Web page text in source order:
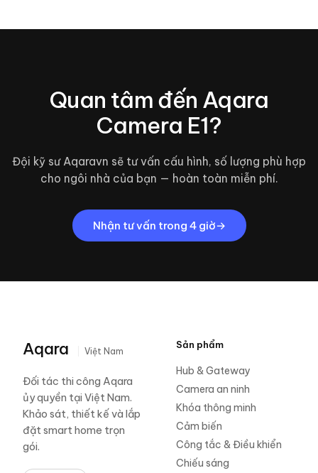
Quan tâm đến Aqara
Camera E1?
Đội kỹ sư Aqaravn sẽ tư vấn cấu hình, số lượng phù hợp
cho ngôi nhà của bạn — hoàn toàn miễn phí.
Nhận tư vấn trong 4 giờ
Aqara Việt Nam
Đối tác thi công Aqara
ủy quyền tại Việt Nam.
Khảo sát, thiết kế và lắp
đặt smart home trọn
gói.
Sản phẩm
Hub & Gateway
Camera an ninh
Khóa thông minh
Cảm biến
Công tắc & Điều khiển
Chiếu sáng